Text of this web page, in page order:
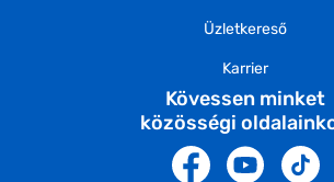
Üzletkereső
Karrier
Kövessen minket
közösségi